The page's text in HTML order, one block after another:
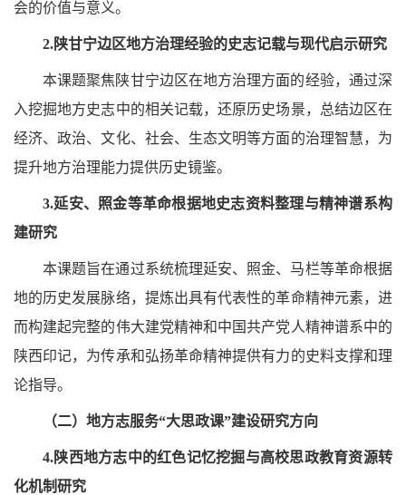
会的价值与意义。
2.陕甘宁边区地方治理经验的史志记载与现代启示研究
本课题聚焦陕甘宁边区在地方治理方面的经验，通过深
入挖掘地方史志中的相关记载，还原历史场景，总结边区在
经济、政治、文化、社会、生态文明等方面的治理智慧，为
提升地方治理能力提供历史镜鉴。
3.延安、照金等革命根据地史志资料整理与精神谱系构
建研究
本课题旨在通过系统梳理延安、照金、马栏等革命根据
地的历史发展脉络，提炼出具有代表性的革命精神元素，进
而构建起完整的伟大建党精神和中国共产党人精神谱系中的
陕西印记，为传承和弘扬革命精神提供有力的史料支撑和理
论指导。
（二）地方志服务“大思政课”建设研究方向
4.陕西地方志中的红色记忆挖掘与高校思政教育资源转
化机制研究